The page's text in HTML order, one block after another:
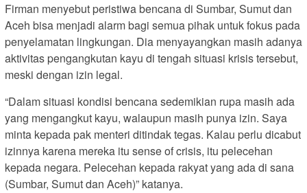
Firman menyebut peristiwa bencana di Sumbar, Sumut dan
Aceh bisa menjadi alarm bagi semua pihak untuk fokus pada
penyelamatan lingkungan. Dia menyayangkan masih adanya
aktivitas pengangkutan kayu di tengah situasi krisis tersebut,
meski dengan izin legal.
“Dalam situasi kondisi bencana sedemikian rupa masih ada
yang mengangkut kayu, walaupun masih punya izin. Saya
minta kepada pak menteri ditindak tegas. Kalau perlu dicabut
izinnya karena mereka itu sense of crisis, itu pelecehan
kepada negara. Pelecehan kepada rakyat yang ada di sana
(Sumbar, Sumut dan Aceh)” katanya.